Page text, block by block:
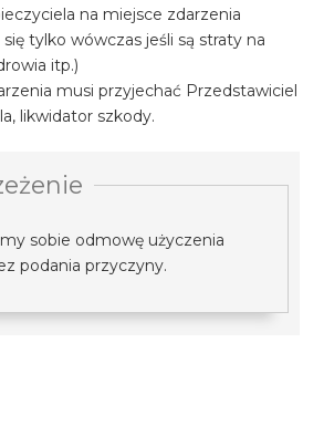
na miejsce zdarzenia
tylko wówczas jeśli są straty na
itp.)
musi przyjechać Przedstawiciel
likwidator szkody.
sobie odmowę użyczenia
podania przyczyny.